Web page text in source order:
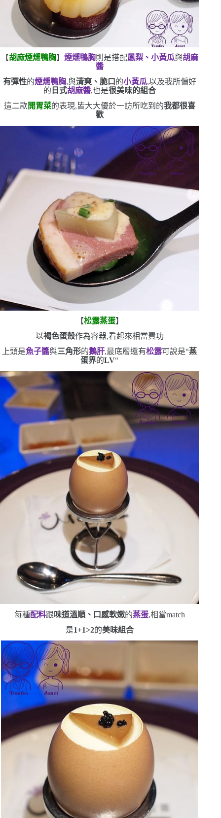
【胡麻煙燻鴨胸】 煙燻鴨胸則是搭配鳳梨、小黃瓜與胡麻
醬
有彈性的煙燻鴨胸,與清爽、脆口 的小黃瓜,以及我所偏好
的 日式胡麻醬,也是很美味的組合
這二款 開胃菜的表現,皆大大優於一訪所吃到的我都很喜
歡
【松露蒸蛋】
以褐色蛋殼作為容器,看起來相當費功
上頭是魚子醬與三角形的鵝肝,最底層還有松露可說是“蒸
蛋界的LV“
每種配料跟 味道溫順、口感軟嫩的蒸蛋,相當match
是1+1>2的美味組合